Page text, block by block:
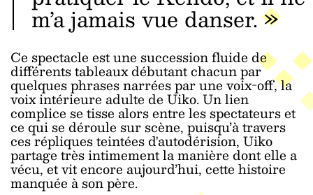
m’a jamais vue danser. »
Ce spectacle est une succession fluide de
différents tableaux débutant chacun par
quelques phrases narrées par une voix-off, la
voix intérieure adulte de Uiko. Un lien
complice se tisse alors entre les spectateurs et
ce qui se déroule sur scène, puisqu’à travers
ces répliques teintées d'autodérision, Uiko
partage très intimement la manière dont elle a
vécu, et vit encore aujourd’hui, cette histoire
manquée à son père.